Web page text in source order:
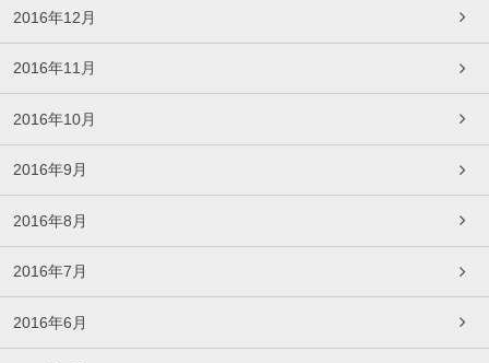
2016年12月
2016年11月
2016年10月
2016年9月
2016年8月
2016年7月
2016年6月